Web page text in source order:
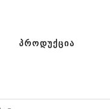
ᲞᲠᲝᲓᲣᲥᲪᲘᲐ